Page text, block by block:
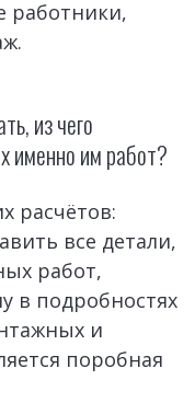
работники,
из чего
именно им работ?
расчётов:
все детали,
работ,
в подробностях
и
поробная